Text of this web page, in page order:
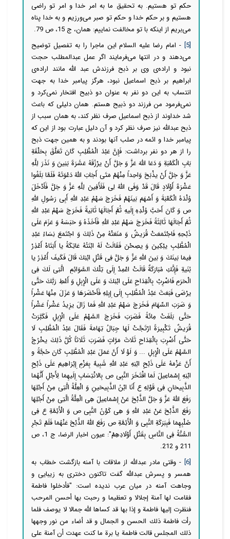
حکم تو هستیم. به تحقیق ما به امر خدا و امر تو راضی
هستیم و بر حکم خدا و حکم تو صبر می‌ورزیم و به خدا پناه
می‌بریم از اینکه با تو مخالفت نماییم: همان، ج 15، ص 79.
[5] - امام رضا علیه السلام این ماجرا را به تفصیل توضیح
می‌دهند و در انتها می‌فرمایند اگر عمل عبدالمطلب حجت
نبود و اراده‌ی وى بر ذبح فرزندش عبد اللَّه مانند اراده‌ی
ابراهیم بر ذبح اسماعیل نبود، هرگز پیامبر خدا به جهت
انتساب به این دو نفر به عنوان دو ذبیح افتخار نمى‏‌کرد و
نمی‌فرمود من فرزند دو ذبیح هستم. همان دلیلی که باعث
شد خداوند از ذبح اسماعیل صرف نظر کند، به همان سبب از
ذبح عبداللَّه نیز صرف نظر کرد و آن دلیل عبارت بود از این که
پیامبر خدا و ائمه در صلب آنها بودند و به همین جهت ذبح
را از هر دو نفر برداشت: فَإِنَّ عَبْدَ الْمُطَّلِبِ كَانَ تَعَلَّقَ بِحَلْقَةِ
بَابِ الْكَعْبَةِ وَ دَعَا اللَّهَ عَزَّ وَ جَلَّ أَنْ یرْزُقَهُ عَشَرَةَ بَنِینَ وَ نَذَرَ لِلَّهِ
عَزَّ وَ جَلَّ أَنْ یذْبَحَ وَاحِداً مِنْهُمْ مَتَى أَجَابَ اللَّهُ دَعْوَتَهُ فَلَمَّا بَلَغُوا
عَشْرَةَ أَوْلَادٍ قَالَ قَدْ وَفَى اللَّهُ لِی فَلَأَفِینَ‏ لِلَّهِ عَزَّ وَ جَلَّ فَأَدْخَلَ
وُلْدَهُ الْكَعْبَةَ وَ أَسْهَمَ بَینَهُمْ فَخَرَجَ سَهْمُ عَبْدِ اللَّهِ أَبِی رَسُولِ اللَّهِ
ص وَ كَانَ أَحَبَّ وُلْدِهِ إِلَیهِ ثُمَّ أَجَالَهَا ثَانِیةً فَخَرَجَ سَهْمُ عَبْدِ اللَّهِ
ثُمَّ أَجَالَهَا ثَالِثَةً فَخَرَجَ سَهْمُ عَبْدِ اللَّهِ فَأَخَذَهُ وَ حَبَسَهُ وَ عَزَمَ عَلَى
ذَبْحِهِ فَاجْتَمَعَتْ قُرَیشٌ وَ مَنَعَتْهُ مِنْ ذَلِكَ وَ اجْتَمَعَ نِسَاءُ عَبْدِ
الْمُطَّلِبِ یبْكِینَ وَ یصِحْنَ فَقَالَتْ لَهُ ابْنَتُهُ عَاتِكَةُ یا أَبَتَاهْ أَعْذِرْ
فِیمَا بَینَكَ وَ بَینَ اللَّهِ عَزَّ وَ جَلَّ فِی قَتْلِ ابْنِكَ‏ قَالَ فَكَیفَ أُعْذِرُ یا
بُنَیةِ فَإِنَّكِ مُبَارَكَةٌ قَالَتْ اعْمِدْ إِلَى تِلْكَ السَّوَائِمِ‏ الَّتِی لَكَ فِی
الْحَرَمِ فَاضْرِبْ بِالْقِدَاحِ عَلَى ابْنِكَ وَ عَلَى الْإِبِلِ وَ أَعْطِ رَبَّكَ حَتَّى
یرْضَى فَبَعَثَ عَبْدُ الْمُطَّلِبِ إِلَى إِبِلِهِ فَأَحْضَرَهَا وَ عَزَلَ مِنْهَا عَشْراً
وَ ضَرَبَ السِّهَامَ‏ فَخَرَجَ سَهْمُ عَبْدِ اللَّهِ فَمَا زَالَ یزِیدُ عَشْراً عَشْراً
حَتَّى بَلَغَتْ مِائَةً فَضَرَبَ فَخَرَجَ السَّهْمُ عَلَى الْإِبِلِ فَكَبَّرَتْ
قُرَیشٌ تَكْبِیرَةً ارْتَجَّتْ‏ لَهَا جِبَالُ تِهَامَةَ فَقَالَ عَبْدُ الْمُطَّلِبِ لَا
حَتَّى أَضْرِبَ بِالْقِدَاحِ ثَلَاثَ مَرَّاتٍ فَضَرَبَ ثَلَاثاً كُلَّ ذَلِكَ یخْرُجُ
السَّهْمُ عَلَى الْإِبِلِ ... وَ لَوْ لَا أَنَّ عَمَلَ عَبْدِ الْمُطَّلِبِ‏ كَانَ حُجَّةً و
أَنَّ عَزْمَهُ عَلَى ذَبْحِ ابْنِهِ عَبْدِ اللَّهِ شَبِیهٌ بِعَزْمِ إِبْرَاهِیمَ عَلَى ذَبْحِ
ابْنِهِ إِسْمَاعِیلَ‏ لَمَا افْتَخَرَ النَّبِی ص بِالانْتِسَابِ إِلَیهِمَا لِأَجْلِ أَنَّهُمَا
الذَّبِیحَانِ فِی قَوْلِهِ ع أَنَا ابْنُ الذَّبِیحَینِ وَ الْعِلَّةُ الَّتِی مِنْ أَجْلِهَا
رَفَعَ اللَّهُ عَزَّ وَ جَلَّ الذَّبْحَ عَنْ إِسْمَاعِیلَ هِی الْعِلَّةُ الَّتِی مِنْ أَجْلِهَا
رَفَعَ الذَّبْحَ عَنْ عَبْدِ اللَّهِ وَ هِی كَوْنُ النَّبِی ص وَ الْأَئِمَّةِ ع فِی
صُلْبِهِمَا فَبِبَرَكَةِ النَّبِی وَ الْأَئِمَّةِ ص رَفَعَ اللَّهُ الذَّبْحَ عَنْهُمَا فَلَمْ تَجْرِ
السُّنَّةُ فِی النَّاسِ بِقَتْلِ أَوْلَادِهِمْ": عیون اخبار الرضا، ج 1، ص
211 و 212.
[6] - وقتی مادر عبدالله از ملاقات با آمنه بازگشت خطاب به
همسر و پسرش عبدالله گفت تاکنون دختری به زیبایی و
وجاهت آمنه در میان عرب ندیده است: "فأدخلوا فاطمة
فقامت لها آمنة إجلالا و تعظیما و رحبت بها أحسن‏ المرحب
فنظرت إلیها فاطمة و إذا بها قد كساها الله جمالا لا یوصف‏ فلما
رأت فاطمة ذلك الحسن و الجمال و قد أضاء من نور وجهها
ذلك المجلس قالت فاطمة یا برة ما كنت عهدت أن آمنة على